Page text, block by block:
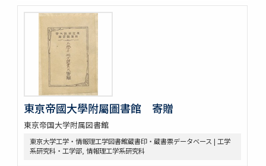
東亰帝國大學附屬圖書館 寄贈
東京帝国大学附属図書館
東京大学工学・情報理工学図書館蔵書印・蔵書票データベース | 工学
系研究科・工学部, 情報理工学系研究科